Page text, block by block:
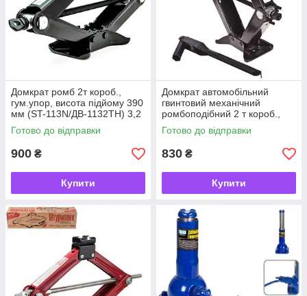
Домкрат ромб 2т короб.,
гум.упор, висота підйому 390
мм (ST-113N/ДВ-1132ТН) 3,2
кг (ДВ-1132ТН/ST-1
Готово до відправки
900 ₴
Купити
Домкрат автомобільний
гвинтовий механічний
ромбоподібний 2 т короб.,
гум.упор, висота підіймання
390 мм. 3,2кг
Готово до відправки
830 ₴
Купити